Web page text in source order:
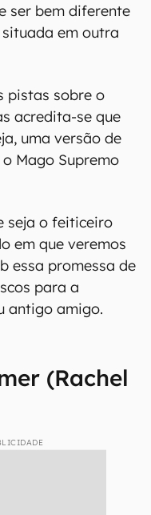
ser bem diferente
em outra
pistas sobre o
acredita-se que
uma versão de
Mago Supremo
seja o feiticeiro
em que veremos
essa promessa de
para a
antigo amigo.
(Rachel